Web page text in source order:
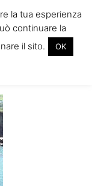
la tua esperienza
continuare la
il sito.
OK